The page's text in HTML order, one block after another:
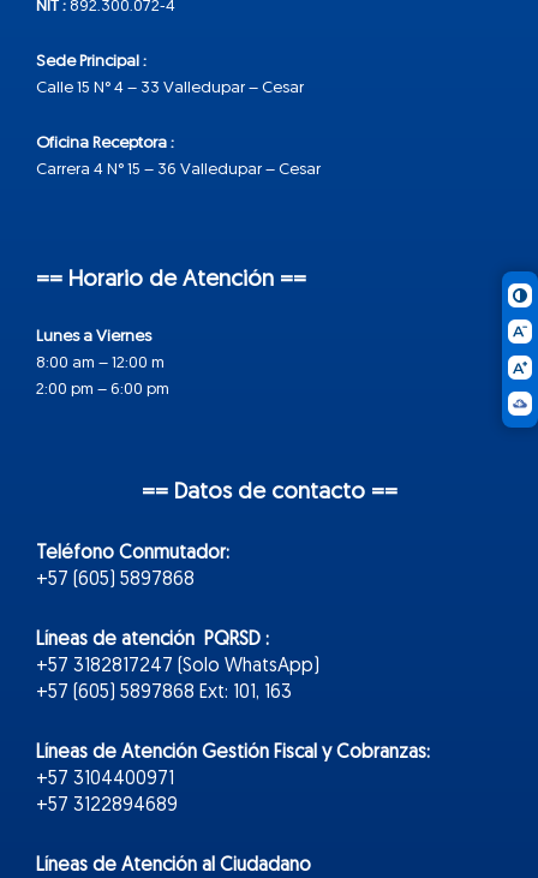
NIT : 892.300.072-4
Sede Principal :
Calle 15 N° 4 – 33 Valledupar – Cesar
Oficina Receptora :
Carrera 4 N° 15 – 36 Valledupar – Cesar
== Horario de Atención ==
Lunes a Viernes
8:00 am – 12:00 m
2:00 pm – 6:00 pm
== Datos de contacto ==
Teléfono Conmutador:
+57 (605) 5897868
Líneas de atención PQRSD :
+57 3182817247 (Solo WhatsApp)
+57 (605) 5897868 Ext: 101, 163
Líneas de Atención Gestión Fiscal y Cobranzas:
+57 3104400971
+57 3122894689
Líneas de Atención al Ciudadano